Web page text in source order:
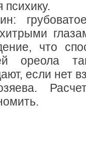
что
ореола
если нет